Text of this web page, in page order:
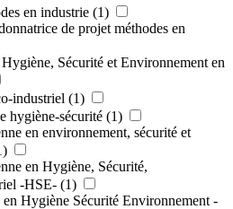
en industrie (1)
de projet méthodes en
Sécurité et Environnement en
industriel (1)
hygiène-sécurité (1)
en environnement, sécurité et
en Hygiène, Sécurité,
-HSE- (1)
Hygiène Sécurité Environnement -